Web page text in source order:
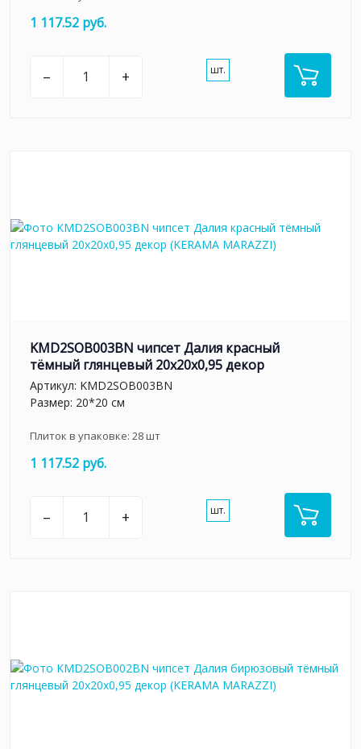
1 117.52 руб.
– + шт.
KMD2SOB003BN чипсет Далия красный
тёмный глянцевый 20x20x0,95 декор
Артикул: KMD2SOB003BN
Размер: 20*20 см
Плиток в упаковке: 28шт
1 117.52 руб.
– + шт.